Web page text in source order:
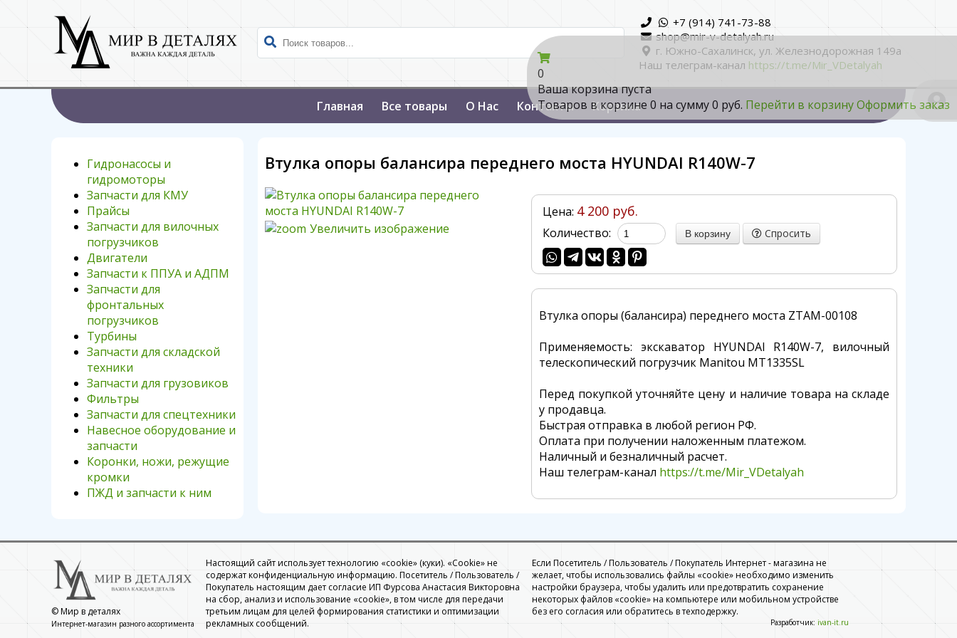
0
Ваша корзина пуста
Товаров в корзине 0 на сумму0 руб. Перейти в корзинуОформить заказ
+7 (914) 741-73-88
shop@mir-v-detalyah.ru
г. Южно-Сахалинск, ул. Железнодорожная 149а
Наш телеграм-канал https://t.me/Mir_VDetalyah
Главная Все товары О Нас Контакты Корзина
Гидронасосы и
гидромоторы
Запчасти для КМУ
Прайсы
Запчасти для вилочных
погрузчиков
Двигатели
Запчасти к ППУА и АДПМ
Запчасти для
фронтальных
погрузчиков
Турбины
Запчасти для складской
техники
Запчасти для грузовиков
Фильтры
Запчасти для спецтехники
Навесное оборудование и
запчасти
Коронки, ножи, режущие
кромки
ПЖД и запчасти к ним
Втулка опоры балансира переднего моста HYUNDAI R140W-7
Увеличить изображение
Цена: 4 200 руб.
Количество: Спросить
Втулка опоры (балансира) переднего моста ZTAM-00108
Применяемость: экскаватор HYUNDAI R140W-7, вилочный
телескопический погрузчик Manitou MT1335SL
Перед покупкой уточняйте цену и наличие товара на складе
у продавца.
Быстрая отправка в любой регион РФ.
Оплата при получении наложенным платежом.
Наличный и безналичный расчет.
Наш телеграм-канал https://t.me/Mir_VDetalyah
© Мир в деталях
Интернет-магазин разного ассортимента
Настоящий сайт использует технологию «cookie» (куки). «Cookie» не
содержат конфиденциальную информацию. Посетитель / Пользователь /
Покупатель настоящим дает согласие ИП Фурсова Анастасия Викторовна
на сбор, анализ и использование «cookie», в том числе для передачи
третьим лицам для целей формирования статистики и оптимизации
рекламных сообщений.
Если Посетитель / Пользователь / Покупатель Интернет - магазина не
желает, чтобы использовались файлы «cookie» необходимо изменить
настройки браузера, чтобы удалить или предотвратить сохранение
некоторых файлов «cookie» на компьютере или мобильном устройстве
без его согласия или обратитесь в техподержку.
Разработчик: ivan-it.ru